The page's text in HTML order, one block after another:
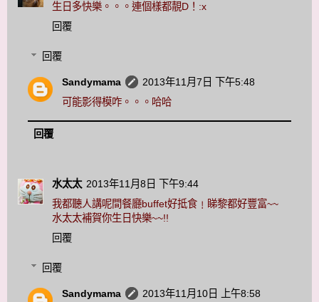
生日多快樂。。。連個樣都靚D！:x
回覆
回覆
Sandymama
2013年11月7日 下午5:48
可能影得模咋。。。哈哈
回覆
水太太 2013年11月8日 下午9:44
我都聽人講呢間餐廳buffet好抵食﹗睇黎都好豐富~~
水太太補賀你生日快樂~~!!
回覆
回覆
Sandymama
2013年11月10日 上午8:58